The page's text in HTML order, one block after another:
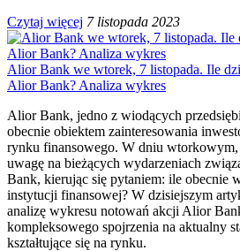
Czytaj więcej 7 listopada 2023
Alior Bank we wtorek, 7 listopada. Ile
Alior Bank? Analiza wykres
Alior Bank, jedno z wiodących
obecnie obiektem zainteresowania
rynku finansowego. W dniu wtorkowym,
uwagę na bieżących wydarzeniach
Bank, kierując się pytaniem: ile obecnie
instytucji finansowej? W dzisiejszym
analizę wykresu notowań akcji Alior
kompleksowego spojrzenia na aktualny
kształtujące się na rynku.